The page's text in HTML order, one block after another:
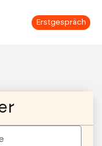
Erstgespräch